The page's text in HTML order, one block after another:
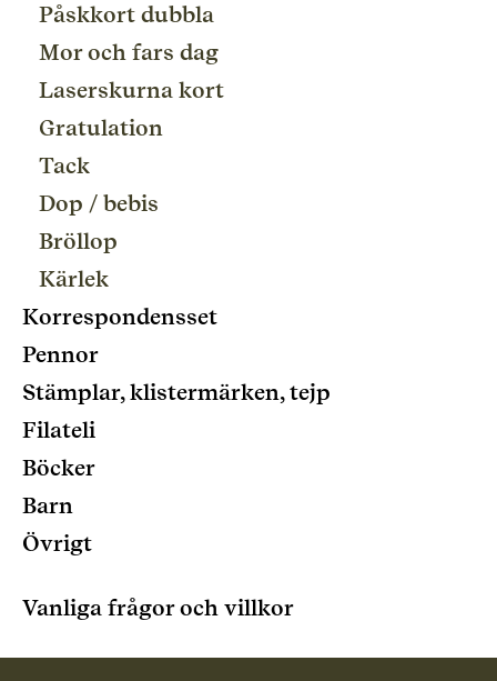
Påskkort dubbla
Mor och fars dag
Laserskurna kort
Gratulation
Tack
Dop / bebis
Bröllop
Kärlek
Korrespondensset
Pennor
Stämplar, klistermärken, tejp
Filateli
Böcker
Barn
Övrigt
Vanliga frågor och villkor